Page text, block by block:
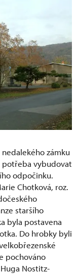
zámku
potřeba vybudovat
odpočinku.
Chotková, roz.
staršího
byla postavena
Do hrobky byli
pochováno
Nostitz-